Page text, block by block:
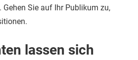
Gehen Sie auf Ihr Publikum zu,
lassen sich